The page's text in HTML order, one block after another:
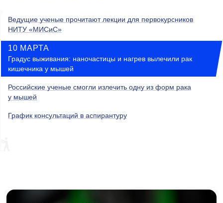
Ведущие ученые прочитают лекции для первокурсников
НИТУ «МИСиС»
10 МАРТА
Градус выживания: наночастицы и нагрев вылечили рак
кишечника у мышей
Российские ученые смогли излечить одну из форм рака
у мышей
График консультаций в аспирантуру